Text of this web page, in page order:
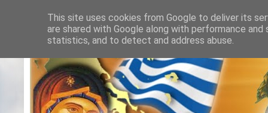
This site uses cookies from Google to deliver its
are shared with Google along with performance
statistics, and to detect and address abuse.